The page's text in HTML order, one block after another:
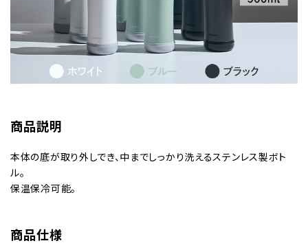
商品説明
本体の底が取り外しでき、中までしっかり洗えるステンレス製ボト
ル。
保温保冷可能。
商品仕様